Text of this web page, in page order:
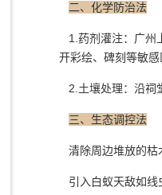
二、化学防治法
1.药剂灌注：广州
开彩绘、碑刻等敏感
2.土壤处理：沿祠
三、生态调控法
清除周边堆放的枯
引入 白蚁天敌如线